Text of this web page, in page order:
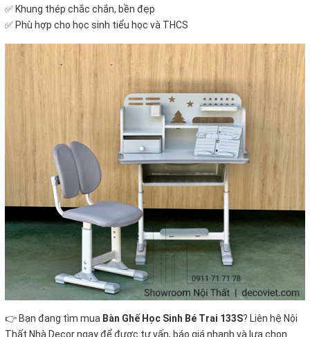
✅ Khung thép chắc chắn, bền đẹp
✅ Phù hợp cho học sinh tiểu học và THCS
👉 Bạn đang tìm mua Bàn Ghế Học Sinh Bé Trai 133S? Liên hệ Nội
Thất Nhà Decor ngay để được tư vấn, báo giá nhanh và lựa chọn